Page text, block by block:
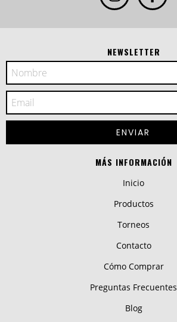
NEWSLETTER
MÁS INFORMACIÓN
Inicio
Productos
Torneos
Contacto
Cómo Comprar
Preguntas Frecuentes
Blog